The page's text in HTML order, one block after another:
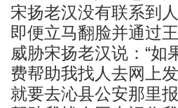
宋扬老汉没有联系到
即便立马翻脸并通过
威胁宋扬老汉说：“如
费帮助我找人去网上
就要去沁县公安那里